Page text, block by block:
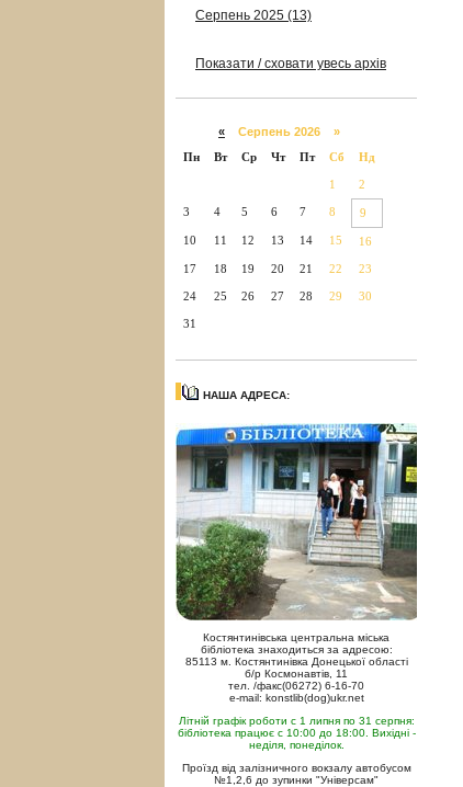
Серпень 2025 (13)
Показати / сховати увесь архів
« Серпень 2026 »
Пн
Вт Ср Чт Пт Сб Нд
1 2
3 4 5 6 7 8 9
10 11 12 13 14 15 16
17 18 19 20 21 22 23
24 25 26 27 28 29 30
31
НАША АДРЕСА:
Костянтинівська центральна міська
бібліотека знаходиться за адресою:
85113 м. Костянтинівка Донецької області
б/р Космонавтів, 11
тел. /факс(06272) 6-16-70
e-mail: konstlib(dog)ukr.net
Літній графік роботи с 1 липня по 31 серпня:
бібліотека працює с 10:00 до 18:00. Вихідні -
неділя, понеділок.
Проїзд від залізничного вокзалу автобусом
№1,2,6 до зупинки "Універсам"